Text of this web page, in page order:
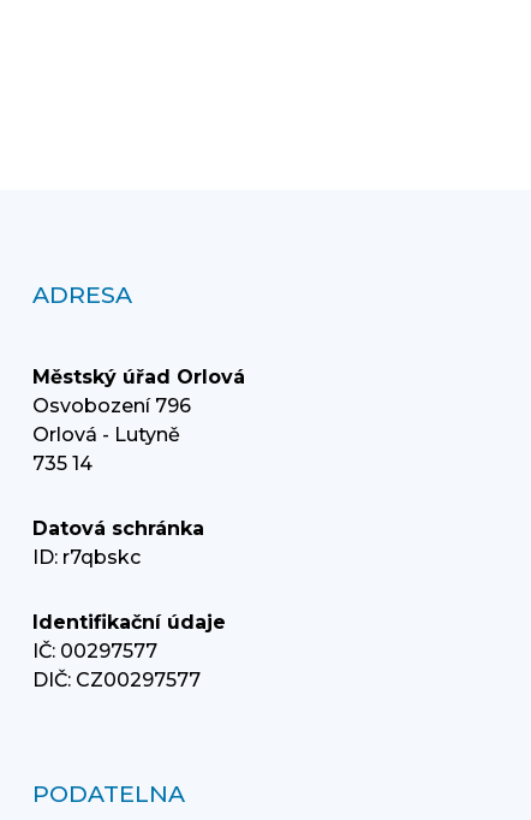
ADRESA
Městský úřad Orlová
Osvobození 796
Orlová - Lutyně
735 14
Datová schránka
ID: r7qbskc
Identifikační údaje
IČ: 00297577
DIČ: CZ00297577
PODATELNA